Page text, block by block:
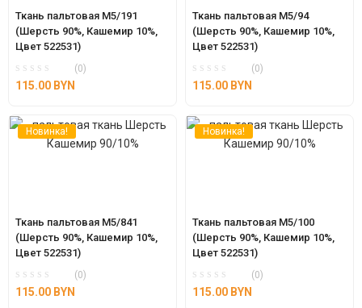
Ткань пальтовая М5/191
(Шерсть 90%, Кашемир 10%,
Цвет 522531)
(0)
115.00 BYN
Ткань пальтовая М5/94
(Шерсть 90%, Кашемир 10%,
Цвет 522531)
(0)
115.00 BYN
Новинка!
Ткань пальтовая М5/841
(Шерсть 90%, Кашемир 10%,
Цвет 522531)
(0)
115.00 BYN
Новинка!
Ткань пальтовая М5/100
(Шерсть 90%, Кашемир 10%,
Цвет 522531)
(0)
115.00 BYN